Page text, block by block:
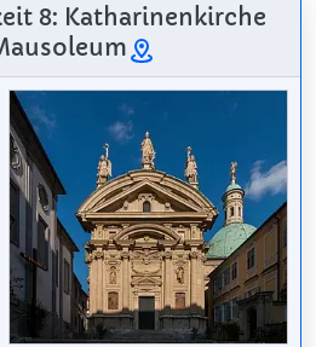
8: Katharinenkirche